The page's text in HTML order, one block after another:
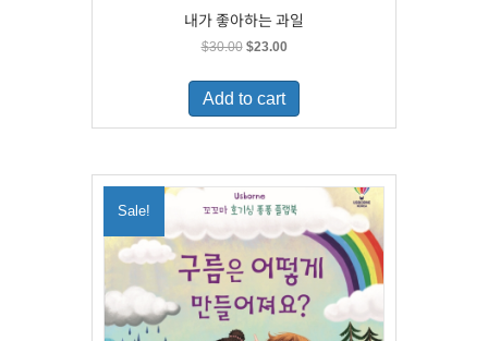
내가 좋아하는 과일
$30.00 Original
was:
$30.00.
$23.00Current
is:
$23.00.
Add to cart
Sale!